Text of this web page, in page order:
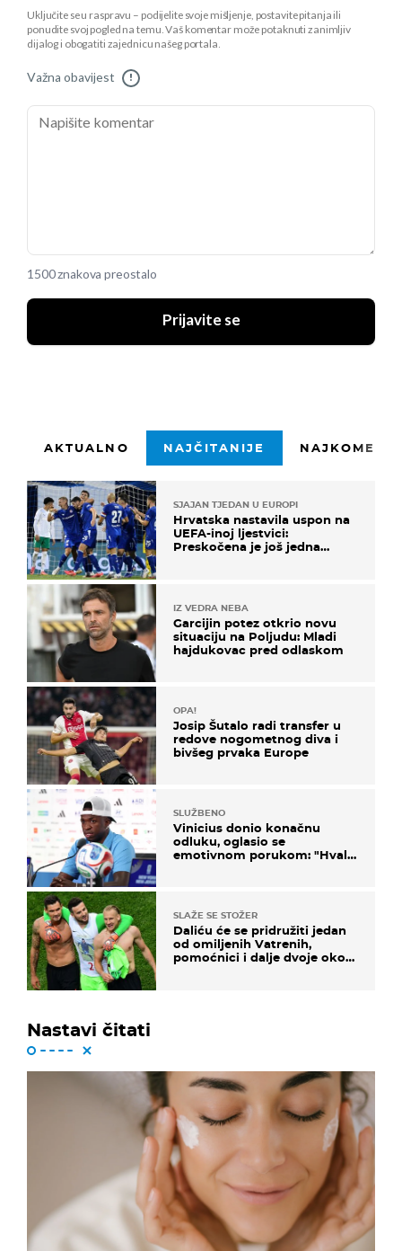
Uključite se u raspravu – podijelite svoje mišljenje, postavite pitanja ili
ponudite svoj pogled na temu. Vaš komentar može potaknuti zanimljiv
dijalog i obogatiti zajednicu našeg portala.
Važna obavijest !
1500 znakova preostalo
Prijavite se
AKTUALNO NAJČITANIJE
SJAJAN TJEDAN U EUROPI
Hrvatska nastavila uspon na
UEFA-inoj ljestvici:
Preskočena je još jedna
IZ VEDRA NEBA
Garcijin potez otkrio novu
situaciju na Poljudu: Mladi
hajdukovac pred odlaskom
OPA!
Josip Šutalo radi transfer u
redove nogometnog diva i
bivšeg prvaka Europe
SLUŽBENO
Vinicius donio konačnu
odluku, oglasio se
emotivnom porukom: "Hvala
SLAŽE SE STOŽER
Daliću će se pridružiti jedan
od omiljenih Vatrenih,
pomoćnici i dalje dvoje oko
Nastavi čitati